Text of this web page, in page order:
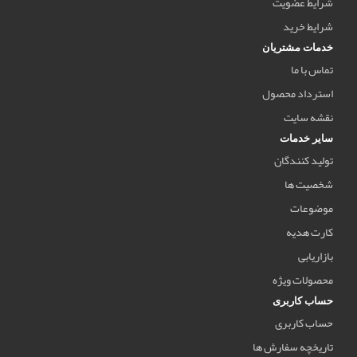
شرایط خرید
خدمات مشتریان
تماس با ما
استرداد محصول
نقشه سایت
سایر خدمات
تولید کنندگان
شخصیت ها
موضوعات
کارت هدیه
بازاریابی
محصولات ویژه
حساب کاربری
حساب کاربری
تاریخچه سفارش ها